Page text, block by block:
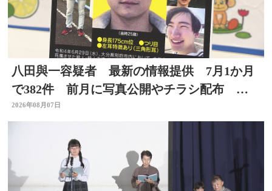
八田與一容疑者 最新の情報提供 7月1か月
で382件 前月に写真公開やチラシ配布 別
府ひき逃げ事件
2026年08月07日